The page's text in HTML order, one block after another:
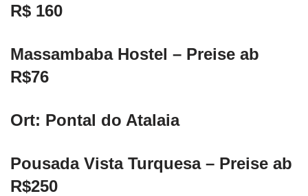
R$ 160
Massambaba Hostel – Preise ab
R$76
Ort: Pontal do Atalaia
Pousada Vista Turquesa – Preise ab
R$250